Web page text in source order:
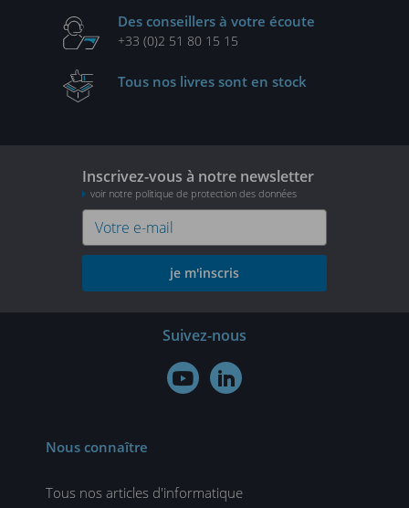
Des conseillers à votre écoute
+33 (0)2 51 80 15 15
Tous nos livres sont en stock
Inscrivez-vous à notre newsletter
voir notre politique de protection des données
je m'inscris
Suivez-nous
 
Nous connaître
Tous nos articles d'informatique